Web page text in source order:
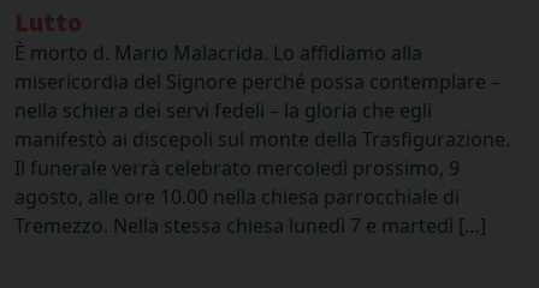
Lutto
È morto d. Mario Malacrida. Lo affidiamo alla
misericordia del Signore perché possa contemplare –
nella schiera dei servi fedeli – la gloria che egli
manifestò ai discepoli sul monte della Trasfigurazione.
Il funerale verrà celebrato mercoledì prossimo, 9
agosto, alle ore 10.00 nella chiesa parrocchiale di
Tremezzo. Nella stessa chiesa lunedì 7 e martedì […]